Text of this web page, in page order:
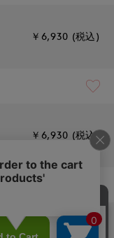
￥6,930 (税込)
￥6,930 (税込)
￥6,930 (税込)